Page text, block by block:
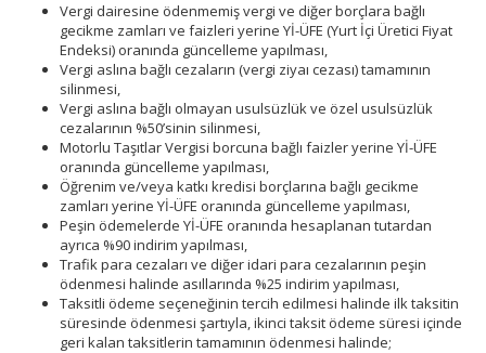
Vergi dairesine ödenmemiş vergi ve diğer borçlara bağlı
gecikme zamları ve faizleri yerine Yİ-ÜFE (Yurt İçi Üretici Fiyat
Endeksi) oranında güncelleme yapılması,
Vergi aslına bağlı cezaların (vergi ziyaı cezası) tamamının
silinmesi,
Vergi aslına bağlı olmayan usulsüzlük ve özel usulsüzlük
cezalarının %50’sinin silinmesi,
Motorlu Taşıtlar Vergisi borcuna bağlı faizler yerine Yİ-ÜFE
oranında güncelleme yapılması,
Öğrenim ve/veya katkı kredisi borçlarına bağlı gecikme
zamları yerine Yİ-ÜFE oranında güncelleme yapılması,
Peşin ödemelerde Yİ-ÜFE oranında hesaplanan tutardan
ayrıca %90 indirim yapılması,
Trafik para cezaları ve diğer idari para cezalarının peşin
ödenmesi halinde asıllarında %25 indirim yapılması,
Taksitli ödeme seçeneğinin tercih edilmesi halinde ilk taksitin
süresinde ödenmesi şartıyla, ikinci taksit ödeme süresi içinde
geri kalan taksitlerin tamamının ödenmesi halinde;